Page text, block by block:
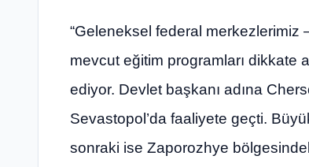
“Geleneksel federal
mevcut eğitim programları dikkate
ediyor. Devlet başkanı adına
Sevastopol’da faaliyete geçti.
sonraki ise Zaporozhye